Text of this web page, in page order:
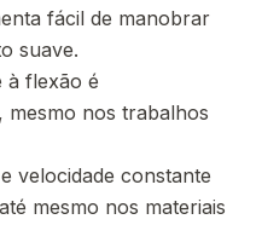
fácil de manobrar
suave.
à flexão é
mesmo nos trabalhos
velocidade constante
mesmo nos materiais